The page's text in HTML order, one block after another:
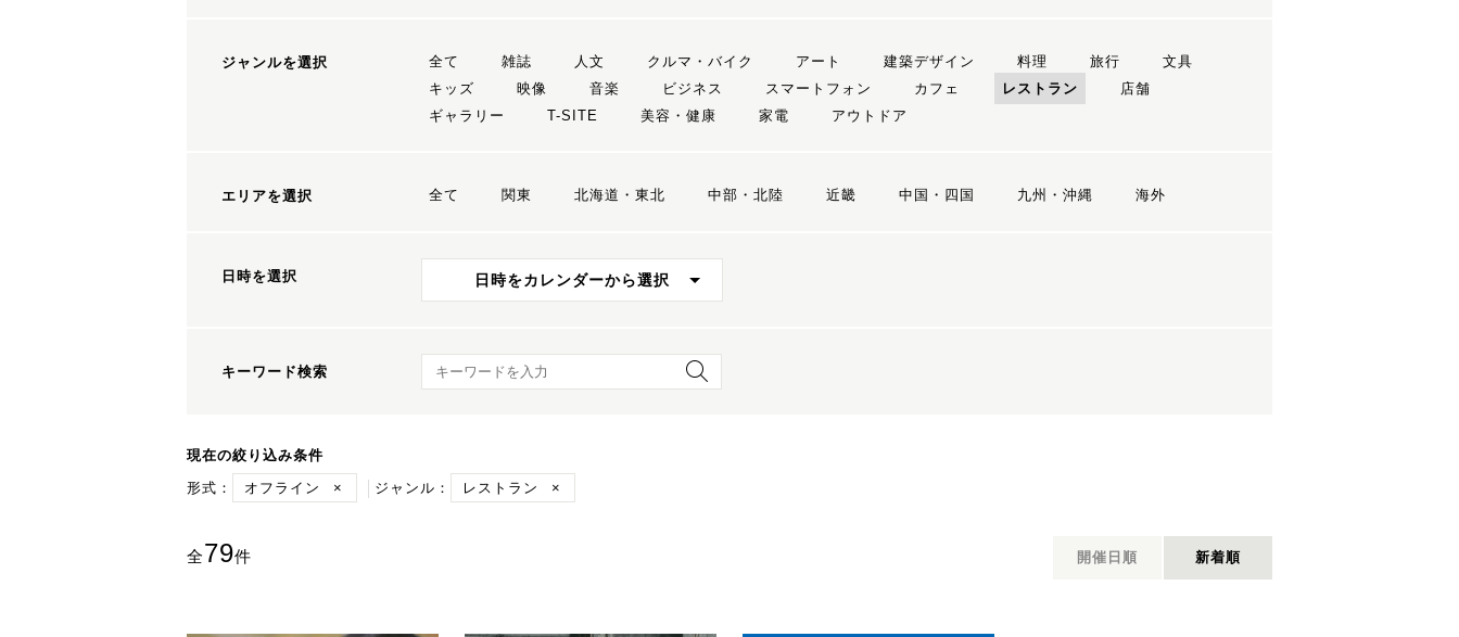
ジャンルを選択 全て 雑誌 人文 クルマ・バイク アート 建築デザイン 料理 旅行
文具
キッズ
映像 音楽 ビジネス スマートフォン カフェ レストラン
店舗
ギャラリー
T-SITE 美容・健康 家電 アウトドア
エリアを選択 全て 関東 北海道・東北 中部・北陸 近畿 中国・四国 九州・沖縄 海外
日時を選択 日時をカレンダーから選択
キーワード検索 キーワード検索
現在の絞り込み条件
形式：
オフライン × ジャンル： レストラン ×
全79件 開催日順 新着順